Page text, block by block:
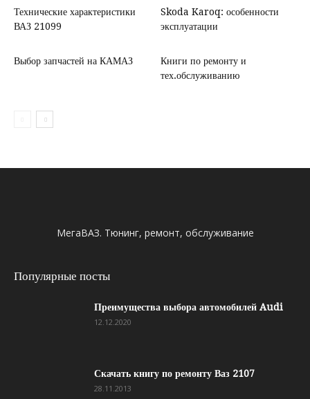
Технические характеристики
ВАЗ 21099
Skoda Karoq: особенности
эксплуатации
Выбор запчастей на КАМАЗ
Книги по ремонту и
тех.обслуживанию
МегаВАЗ. Тюнинг, ремонт, обслуживание
Популярные посты
Преимущества выбора автомобилей Audi
12.12.2020
Скачать книгу по ремонту Ваз 2107
28.11.2013